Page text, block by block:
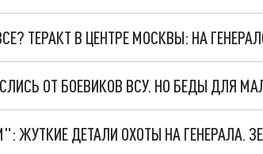
ТЕРАКТ В ЦЕНТРЕ МОСКВЫ: НА
ОТ БОЕВИКОВ ВСУ. НО БЕДЫ ДЛЯ